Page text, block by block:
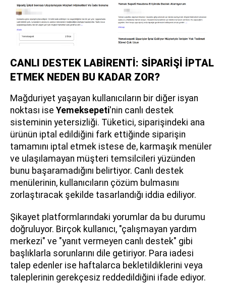
CANLI DESTEK LABİRENTİ: SİPARİŞİ İPTAL
ETMEK NEDEN BU KADAR ZOR?
Mağduriyet yaşayan kullanıcıların bir diğer isyan
noktası ise Yemeksepeti'nin canlı destek
sisteminin yetersizliği. Tüketici, siparişindeki ana
ürünün iptal edildiğini fark ettiğinde siparişin
tamamını iptal etmek istese de, karmaşık menüler
ve ulaşılamayan müşteri temsilcileri yüzünden
bunu başaramadığını belirtiyor. Canlı destek
menülerinin, kullanıcıların çözüm bulmasını
zorlaştıracak şekilde tasarlandığı iddia ediliyor.
Şikayet platformlarındaki yorumlar da bu durumu
doğruluyor. Birçok kullanıcı, "çalışmayan yardım
merkezi" ve "yanıt vermeyen canlı destek" gibi
başlıklarla sorunlarını dile getiriyor. Para iadesi
talep edenler ise haftalarca bekletildiklerini veya
taleplerinin gerekçesiz reddedildiğini ifade ediyor.